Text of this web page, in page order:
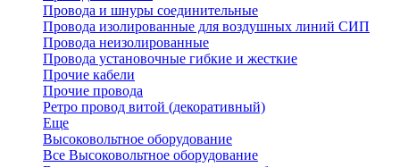
Провода и шнуры соединительные
Провода изолированные для воздушных линий СИП
Провода неизолированные
Провода установочные гибкие и жесткие
Прочие кабели
Прочие провода
Ретро провод витой (декоративный)
Еще
Высоковольтное оборудование
Все Высоковольтное оборудование